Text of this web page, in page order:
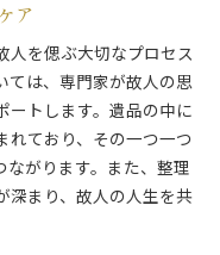
のサポート
知識
す安心感
ビスの重要性
りあるサービス
の実際
変化
ア
人を偲ぶ大切なプロセス
ては、専門家が故人の思
ートします。遺品の中に
れており、その一つ一つ
ながります。また、整理
深まり、故人の人生を共